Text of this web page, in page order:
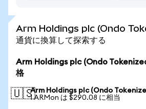
Arm Holdings plc (Ondo
通貨に換算して探索する
Arm Holdings plc (Ondo
格
🇺🇸Arm Holdings plc (Ondo
1 ARMon は $290.08 に相当